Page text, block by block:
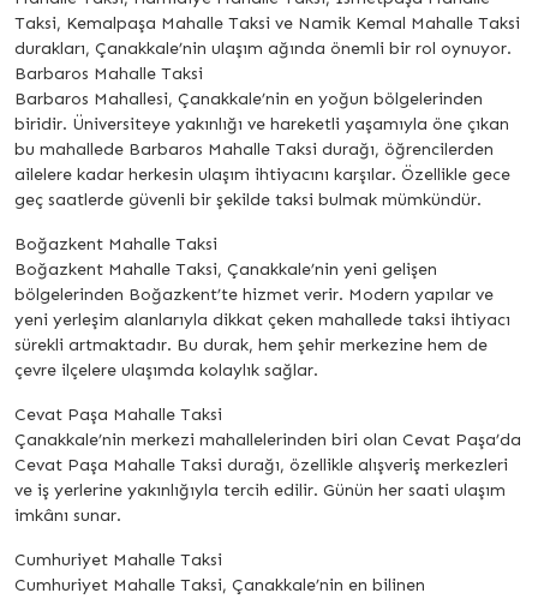
Taksi, Kemalpaşa Mahalle Taksi ve Namik Kemal Mahalle Taksi
durakları, Çanakkale’nin ulaşım ağında önemli bir rol oynuyor.
Barbaros Mahalle Taksi
Barbaros Mahallesi, Çanakkale’nin en yoğun bölgelerinden
biridir. Üniversiteye yakınlığı ve hareketli yaşamıyla öne çıkan
bu mahallede Barbaros Mahalle Taksi durağı, öğrencilerden
ailelere kadar herkesin ulaşım ihtiyacını karşılar. Özellikle gece
geç saatlerde güvenli bir şekilde taksi bulmak mümkündür.
Boğazkent Mahalle Taksi
Boğazkent Mahalle Taksi, Çanakkale’nin yeni gelişen
bölgelerinden Boğazkent’te hizmet verir. Modern yapılar ve
yeni yerleşim alanlarıyla dikkat çeken mahallede taksi ihtiyacı
sürekli artmaktadır. Bu durak, hem şehir merkezine hem de
çevre ilçelere ulaşımda kolaylık sağlar.
Cevat Paşa Mahalle Taksi
Çanakkale’nin merkezi mahallelerinden biri olan Cevat Paşa’da
Cevat Paşa Mahalle Taksi durağı, özellikle alışveriş merkezleri
ve iş yerlerine yakınlığıyla tercih edilir. Günün her saati ulaşım
imkânı sunar.
Cumhuriyet Mahalle Taksi
Cumhuriyet Mahalle Taksi, Çanakkale’nin en bilinen